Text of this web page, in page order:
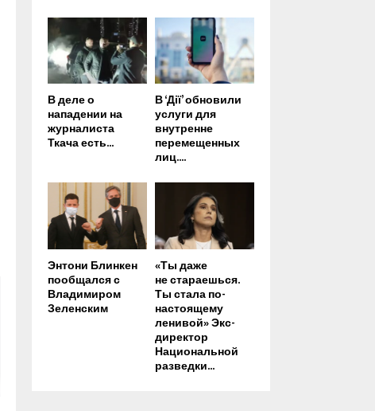
В деле о
нападении на
журналиста
Ткача есть...
В ‘Дії’ обновили
услуги для
внутренне
перемещенных
лиц....
Энтони Блинкен
пообщался с
Владимиром
Зеленским
«Ты даже
не стараешься.
Ты стала по-
настоящему
ленивой» Экс-
директор
Национальной
разведки...